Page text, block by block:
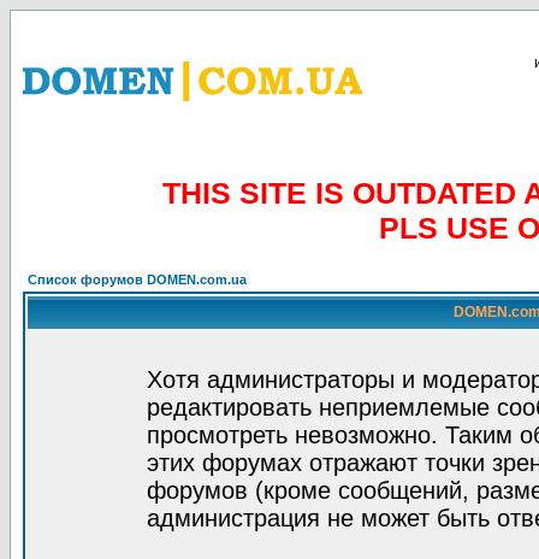
THIS SITE IS OUTDATED
PLS USE
Список форумов DOMEN.com.ua
Хотя администраторы и
редактировать неприемлемые
просмотреть невозможно. Таким
этих форумах отражают точки
форумов (кроме сообщений,
администрация не может быть